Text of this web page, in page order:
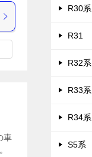
車
R30系
R31
R32系
R33系
R34系
S5系